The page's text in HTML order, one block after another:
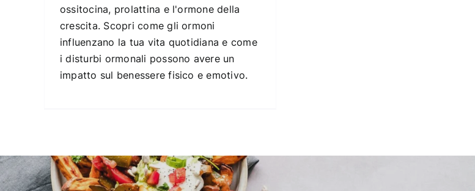
ossitocina, prolattina e l'ormone della
crescita. Scopri come gli ormoni
influenzano la tua vita quotidiana e come
i disturbi ormonali possono avere un
impatto sul benessere fisico e emotivo.